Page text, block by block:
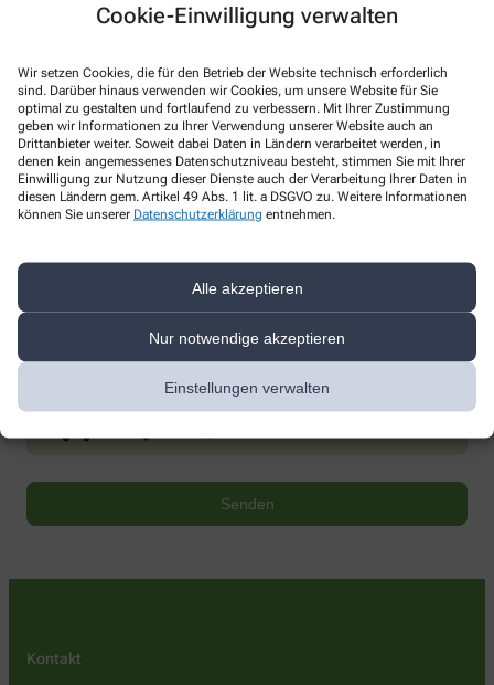
Cookie-Einwilligung verwalten
Wir setzen Cookies, die für den Betrieb der Website technisch erforderlich
sind. Darüber hinaus verwenden wir Cookies, um unsere Website für Sie
optimal zu gestalten und fortlaufend zu verbessern. Mit Ihrer Zustimmung
geben wir Informationen zu Ihrer Verwendung unserer Website auch an
Drittanbieter weiter. Soweit dabei Daten in Ländern verarbeitet werden, in
denen kein angemessenes Datenschutzniveau besteht, stimmen Sie mit Ihrer
Einwilligung zur Nutzung dieser Dienste auch der Verarbeitung Ihrer Daten in
diesen Ländern gem. Artikel 49 Abs. 1 lit. a DSGVO zu. Weitere Informationen
können Sie unserer Datenschutzerklärung entnehmen.
Alle akzeptieren
Nur notwendige akzeptieren
Einstellungen verwalten
* Bitte füllen Sie die Pflichtfelder aus
Ich erkläre mich damit einverstanden, dass die von mir angegebenen
Daten elektronisch erfasst und gespeichert und meine Daten an die
von mir ausgesuchte Apotheke übergeben werden. Rechtsgrundlage
Ihre Daten werden ausschließlich zur Bearbeitung Ihrer Anfrage
verwendet. Weitere Informationen zum Datenschutz finden Sie unter
Sind Sie ein Mensch? Dann wählen Sie bitte
Kontakt